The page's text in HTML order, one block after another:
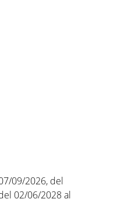
09/2026, del
02/06/2028 al